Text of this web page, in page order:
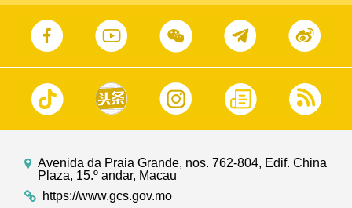
Avenida da Praia Grande, nos. 762-804, Edif. China
Plaza, 15.º andar, Macau
https://www.gcs.gov.mo